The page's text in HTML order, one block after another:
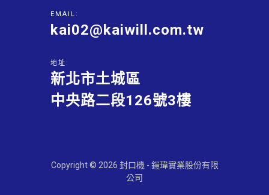
EMAIL:
kai02@kaiwill.com.tw
地址:
新北市土城區
中央路二段126號3樓
Copyright © 2026 封口機 - 鎧瑋實業股份有限
公司